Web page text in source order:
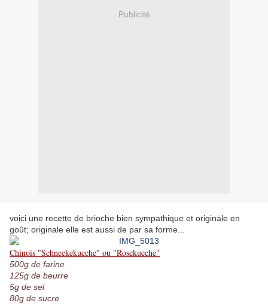
Publicité
voici une recette de brioche bien sympathique et originale en
goût; originale elle est aussi de par sa forme...
Chinois "Schneckekueche" ou "Rosekueche"
500g de farine
125g de beurre
5g de sel
80g de sucre